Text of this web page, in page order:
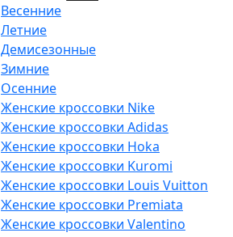
Весенние
Летние
Демисезонные
Зимние
Осенние
Женские кроссовки Nike
Женские кроссовки Adidas
Женские кроссовки Hoka
Женские кроссовки Kuromi
Женские кроссовки Louis Vuitton
Женские кроссовки Premiata
Женские кроссовки Valentino